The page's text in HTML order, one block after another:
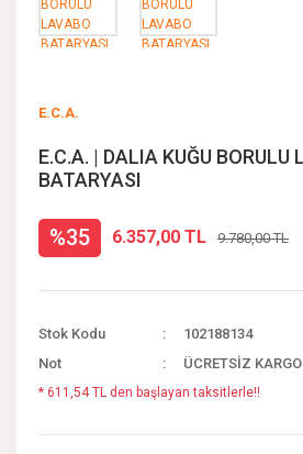
E.C.A.
E.C.A. | DALIA KUĞU BORULU
BATARYASI
%35 6.357,00 TL 9.780,00 TL
Stok Kodu
102188134
Not
ÜCRETSİZ KARGO
* 611,54 TL den başlayan taksitlerle!!